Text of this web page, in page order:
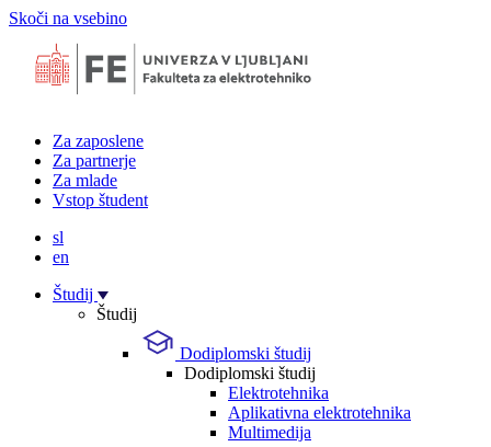
Skoči na vsebino
Za zaposlene
Za partnerje
Za mlade
Vstop študent
sl
en
Študij
Študij
Dodiplomski študij
Dodiplomski študij
Elektrotehnika
Aplikativna elektrotehnika
Multimedija